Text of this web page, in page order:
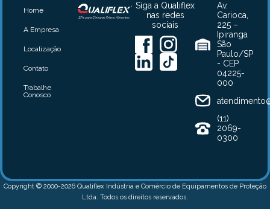
Av.
Carioca,
225 –
Ipiranga
São
Paulo/SP
- CEP
04225-
000
(11)
2069-
0300
Siga a Qualiflex
nas redes
sociais
Home
A Empresa
Localização
Contato
Trabalhe
Conosco
Copyright © 2000-2026 Qualiflex Indústria e Comércio de Equipamentos de Proteção
Ltda. Todos os direitos reservados.